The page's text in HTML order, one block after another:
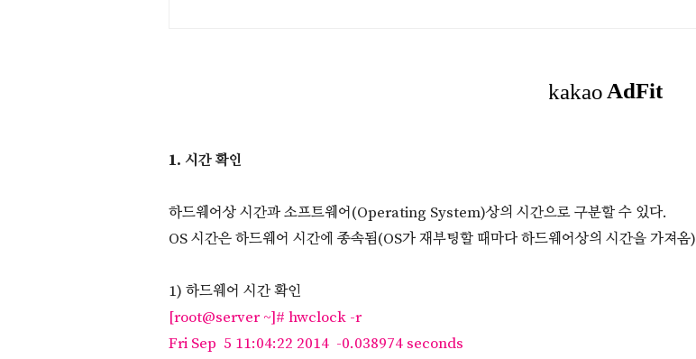
1. 시간 확인​
하드웨어상 시간과 소프트웨어(Operating System)상의 시간으로 구분할 수 있다.
OS 시간은 하드웨어 시간에 종속됨(OS가 재부팅할 때마다 하드웨어상의 시간을 가져옴)
1) 하드웨어 시간 확인
[root@server ~]# hwclock -r
Fri Sep 5 11:04:22 2014 -0.038974 seconds